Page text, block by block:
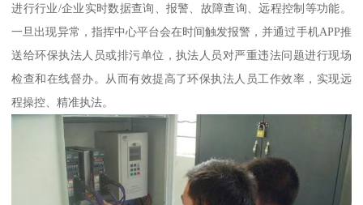
进行行业/企业实时数据查询、报警、故障查询、远程控制等功能。
一旦出现异常，指挥中心平台会在时间触发报警，并通过手机APP推
送给环保执法人员或排污单位，执法人员对严重违法问题进行现场
检查和在线督办。从而有效提高了环保执法人员工作效率，实现远
程操控、精准执法。